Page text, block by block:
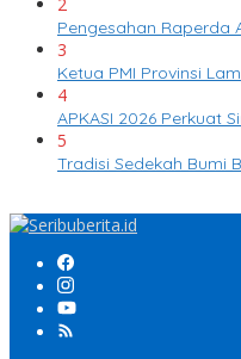
Pengesahan Raperda
3
Ketua PMI Provinsi
4
APKASI 2026 Perkuat
5
Tradisi Sedekah Bumi